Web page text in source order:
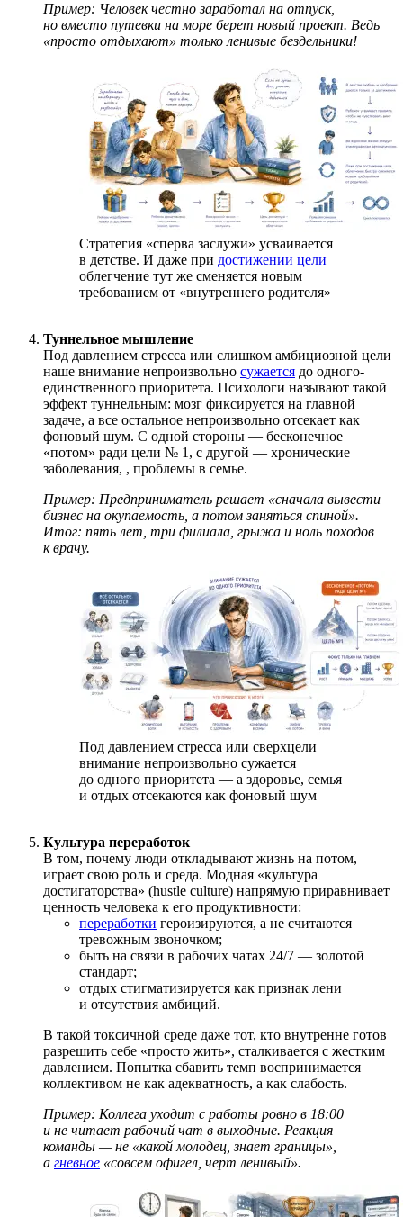
Пример: Человек честно заработал на отпуск,
но вместо путевки на море берет новый проект. Ведь
«просто отдыхают» только ленивые бездельники!
Стратегия «сперва заслужи» усваивается
в детстве. И даже при достижении цели
облегчение тут же сменяется новым
требованием от «внутреннего родителя»
Туннельное мышление
Под давлением стресса или слишком амбициозной цели
наше внимание непроизвольно сужается до одного-
единственного приоритета. Психологи называют такой
эффект туннельным: мозг фиксируется на главной
задаче, а все остальное непроизвольно отсекает как
фоновый шум. С одной стороны — бесконечное
«потом» ради цели № 1, с другой — хронические
заболевания, , проблемы в семье.
Пример: Предприниматель решает «сначала вывести
бизнес на окупаемость, а потом заняться спиной».
Итог: пять лет, три филиала, грыжа и ноль походов
к врачу.
Под давлением стресса или сверхцели
внимание непроизвольно сужается
до одного приоритета — а здоровье, семья
и отдых отсекаются как фоновый шум
Культура переработок
В том, почему люди откладывают жизнь на потом,
играет свою роль и среда. Модная «культура
достигаторства» (hustle culture) напрямую приравнивает
ценность человека к его продуктивности:
переработки героизируются, а не считаются
тревожным звоночком;
быть на связи в рабочих чатах 24/7 — золотой
стандарт;
отдых стигматизируется как признак лени
и отсутствия амбиций.
В такой токсичной среде даже тот, кто внутренне готов
разрешить себе «просто жить», сталкивается с жестким
давлением. Попытка сбавить темп воспринимается
коллективом не как адекватность, а как слабость.
Пример: Коллега уходит с работы ровно в 18:00
и не читает рабочий чат в выходные. Реакция
команды — не «какой молодец, знает границы»,
а гневное «совсем офигел, черт ленивый».